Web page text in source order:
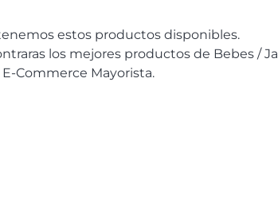
estos productos disponibles.
los mejores productos de Bebes /
E-Commerce Mayorista.